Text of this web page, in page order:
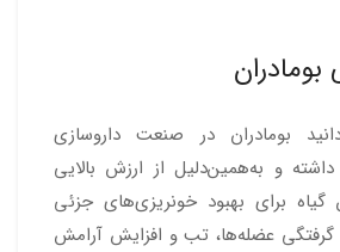
بومادران در صنعت داروسازی
و به‌همین‌دلیل از ارزش بالایی
گیاه برای بهبود خونریزی‌های جزئی
عضله‌ها، تب و افزایش آرامش